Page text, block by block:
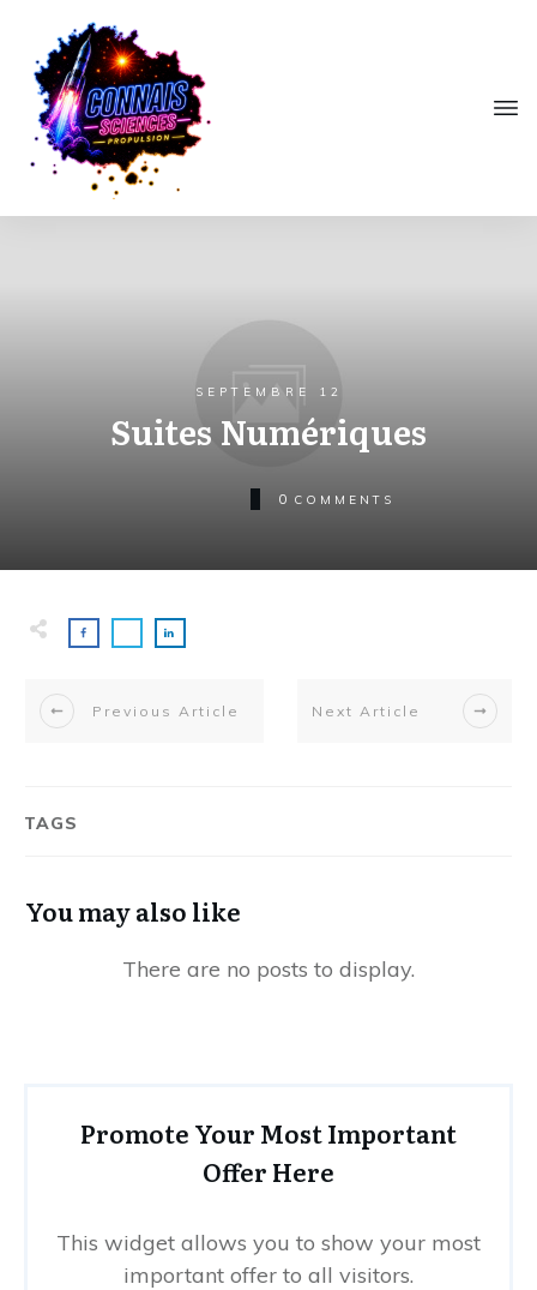
SEPTEMBRE 12
Suites Numériques
0 COMMENTS
Previous Article Next Article
TAGS
You may also like
Promote Your Most Important
Offer Here
This widget allows you to show your most
important offer to all visitors.